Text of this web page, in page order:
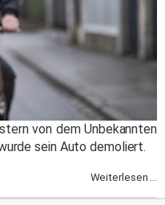
von dem Unbekannten
sein Auto demoliert.
Weiterlesen ...